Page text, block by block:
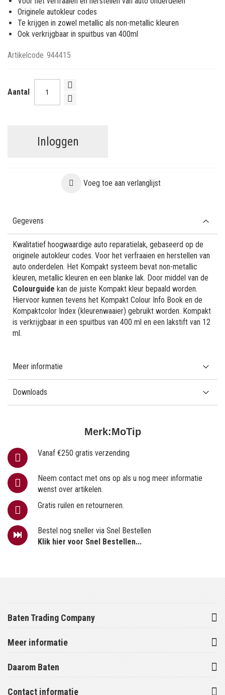
Originele autokleur codes
Te krijgen in zowel metallic als non-metallic kleuren
Ook verkrijgbaar in spuitbus van 400ml
Artikelcode 944415
Aantal
Inloggen
Voeg toe aan verlanglijst
Merk:MoTip
Vanaf €250 gratis verzending
Neem contact met ons op als u nog meer informatie
wenst over artikelen.
Gratis ruilen en retourneren.
Bestel nog sneller via Snel Bestellen
Klik hier voor Snel Bestellen...
Gegevens
Kwalitatief hoogwaardige auto reparatielak, gebaseerd op de
originele autokleur codes. Voor het verfraaien en herstellen van
auto onderdelen. Het Kompakt systeem bevat non-metallic
kleuren, metallic kleuren en een blanke lak. Door middel van de
Colourguide kan de juiste Kompakt kleur bepaald worden.
Hiervoor kunnen tevens het Kompakt Colour Info Book en de
Kompaktcolor Index (kleurenwaaier) gebruikt worden. Kompakt
is verkrijgbaar in een spuitbus van 400 ml en een lakstift van 12
ml.
Meer informatie
Downloads
Baten Trading Company
Meer informatie
Daarom Baten
Contact informatie